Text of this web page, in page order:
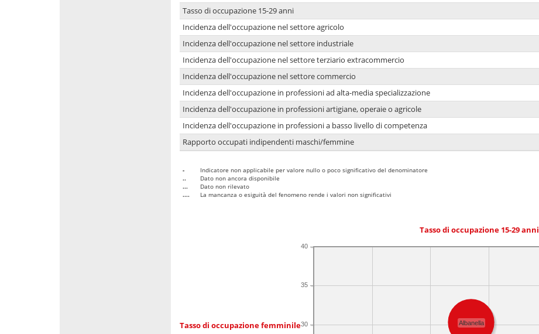
Tasso di occupazione 15-29 anni
Incidenza dell'occupazione nel settore agricolo
Incidenza dell'occupazione nel settore industriale
Incidenza dell'occupazione nel settore terziario extracommercio
Incidenza dell'occupazione nel settore commercio
Incidenza dell'occupazione in professioni ad alta-media specializzazione
Incidenza dell'occupazione in professioni artigiane, operaie o agricole
Incidenza dell'occupazione in professioni a basso livello di competenza
Rapporto occupati indipendenti maschi/femmine
-
Indicatore non applicabile per valore nullo o poco significativo del denominatore
..
Dato non ancora disponibile
...
Dato non rilevato
....
La mancanza o esiguità del fenomeno rende i valori non significativi
Tasso di occupazione 15-29 anni
Tasso di occupazione femminile30
35
40
Albanella